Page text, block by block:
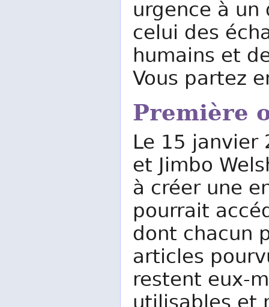
urgence à
celui des
humains et
Vous partez
Première
Le 15 janvier
et Jimbo
à créer une
pourrait
dont chacun
articles
restent eux-